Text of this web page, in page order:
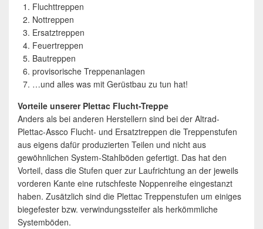
Fluchttreppen
Nottreppen
Ersatztreppen
Feuertreppen
Bautreppen
provisorische Treppenanlagen
…und alles was mit Gerüstbau zu tun hat!
Vorteile unserer Plettac Flucht-Treppe
Anders als bei anderen Herstellern sind bei der Altrad-
Plettac-Assco Flucht- und Ersatztreppen die Treppenstufen
aus eigens dafür produzierten Teilen und nicht aus
gewöhnlichen System-Stahlböden gefertigt. Das hat den
Vorteil, dass die Stufen quer zur Laufrichtung an der jeweils
vorderen Kante eine rutschfeste Noppenreihe eingestanzt
haben. Zusätzlich sind die Plettac Treppenstufen um einiges
biegefester bzw. verwindungssteifer als herkömmliche
Systemböden.